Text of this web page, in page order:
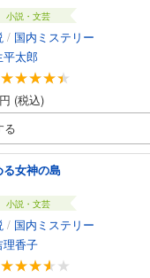
小説・文芸
/ 国内ミステリー
平太郎
(税込)
る
る女神の島
小説・文芸
/ 国内ミステリー
理香子